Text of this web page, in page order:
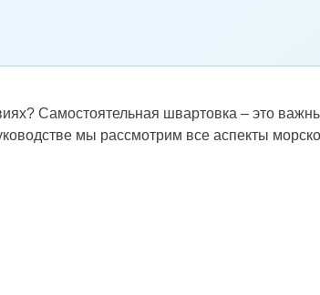
Самостоятельная швартовка – это
мы рассмотрим все аспекты